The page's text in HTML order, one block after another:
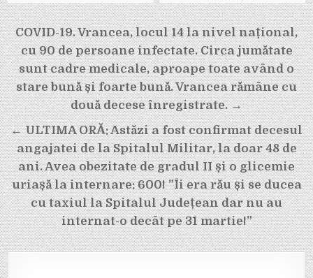
Navigare
în
articole
COVID-19. Vrancea, locul 14 la nivel național,
cu 90 de persoane infectate. Circa jumătate
sunt cadre medicale, aproape toate având o
stare bună și foarte bună. Vrancea rămâne cu
două decese înregistrate. →
← ULTIMA ORĂ: Astăzi a fost confirmat decesul
angajatei de la Spitalul Militar, la doar 48 de
ani. Avea obezitate de gradul II și o glicemie
uriașă la internare: 600! ”Îi era rău și se ducea
cu taxiul la Spitalul Județean dar nu au
internat-o decât pe 31 martie!”